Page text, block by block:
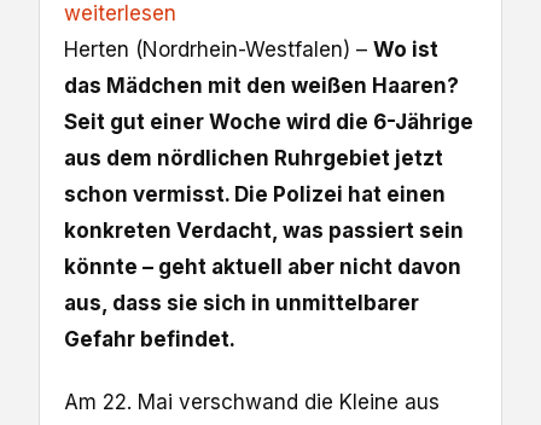
weiterlesen
Herten (Nordrhein-Westfalen) – Wo ist
das Mädchen mit den weißen Haaren?
Seit gut einer Woche wird die 6-Jährige
aus dem nördlichen Ruhrgebiet jetzt
schon vermisst. Die Polizei hat einen
konkreten Verdacht, was passiert sein
könnte – geht aktuell aber nicht davon
aus, dass sie sich in unmittelbarer
Gefahr befindet.
Am 22. Mai verschwand die Kleine aus